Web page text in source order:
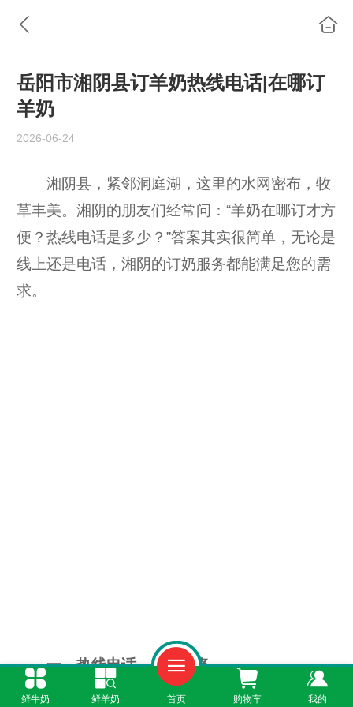
岳阳市湘阴县订羊奶热线电话|在哪订
羊奶
2026-06-24
湘阴县，紧邻洞庭湖，这里的水网密布，牧
草丰美。湘阴的朋友们经常问：“羊奶在哪订才方
便？热线电话是多少？”答案其实很简单，无论是
线上还是电话，湘阴的订奶服务都能满足您的需
求。
一、热线电话，新手必备
鲜牛奶 鲜羊奶 首页 购物车 我的